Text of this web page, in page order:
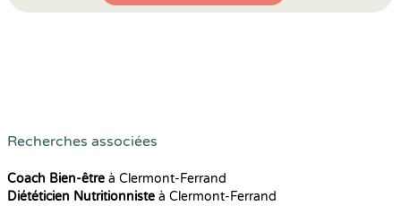
Recherches associées
Coach Bien-être à Clermont-Ferrand
Diététicien Nutritionniste à Clermont-Ferrand